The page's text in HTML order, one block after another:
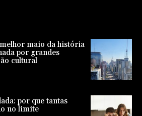
maio da história
por grandes
cultural
por que tantas
no limite